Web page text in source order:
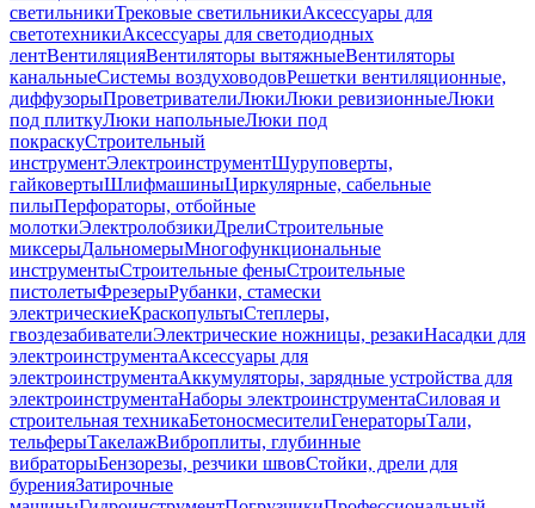
светильникиТрековые светильникиАксессуары для
светотехникиАксессуары для светодиодных
лентВентиляцияВентиляторы вытяжныеВентиляторы
канальныеСистемы воздуховодовРешетки вентиляционные,
диффузорыПроветривателиЛюкиЛюки ревизионныеЛюки
под плиткуЛюки напольныеЛюки под
покраскуСтроительный
инструментЭлектроинструментШуруповерты,
гайковертыШлифмашиныЦиркулярные, сабельные
пилыПерфораторы, отбойные
молоткиЭлектролобзикиДрелиСтроительные
миксерыДальномерыМногофункциональные
инструментыСтроительные феныСтроительные
пистолетыФрезерыРубанки, стамески
электрическиеКраскопультыСтеплеры,
гвоздезабивателиЭлектрические ножницы, резакиНасадки для
электроинструментаАксессуары для
электроинструментаАккумуляторы, зарядные устройства для
электроинструментаНаборы электроинструментаСиловая и
строительная техникаБетоносмесителиГенераторыТали,
тельферыТакелажВиброплиты, глубинные
вибраторыБензорезы, резчики швовСтойки, дрели для
буренияЗатирочные